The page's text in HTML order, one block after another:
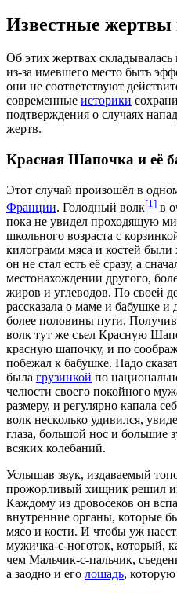
Известные жертвы
Об этих жертвах
из-за имевшего место быть
они не соответствуют
современные историки
подтверждения о случаях
жертв.
Красная Шапочка и её
Этот случай произошёл в
Франции. Голодный волк[1] в
пока не увидел проходящую
школьного возраста с
килограмм мяса и костей
он не стал есть её сразу, а
местонахождении другого,
жиров и углеводов. По своей
рассказала о маме и бабушке
более половины пути.
волк тут же съел Красную
красную шапочку, и по
побежал к бабушке. Надо
была грузинкой по
челюсти своего покойного
размеру, и регулярно капала
волк несколько удивился,
глаза, большой нос и большие
всяких колебаний.
Услышав звук, издаваемый
прожорливый хищник решил
Каждому из дровосеков он
внутренние органы, которые
мясо и кости. И чтобы уж
мужичка-с-ноготок, который,
чем Мальчик-с-пальчик,
а заодно и его лошадь,